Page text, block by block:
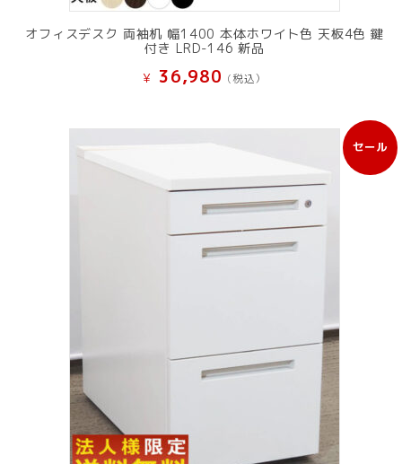
オフィスデスク 両袖机 幅1400 本体ホワイト色 天板4色 鍵
付き LRD-146 新品
¥ 36,980 (税込）
セール
販
売